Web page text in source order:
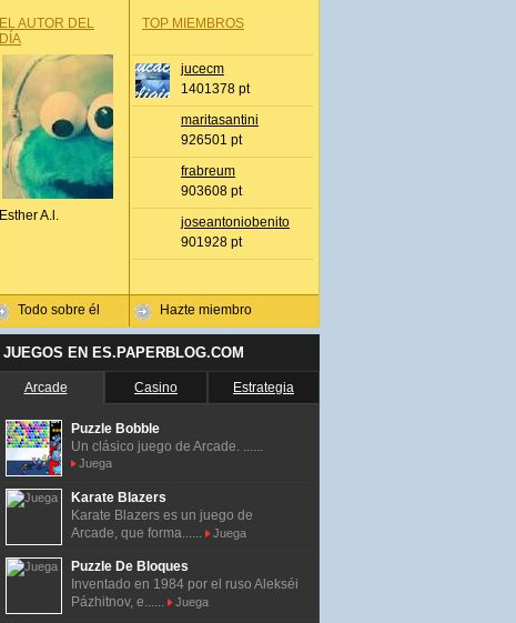
EL AUTOR DEL
DÍA
Esther A.l.
Todo sobre él
TOP MIEMBROS
jucecm
1401378 pt
maritasantini
926501 pt
frabreum
903608 pt
joseantoniobenito
901928 pt
Hazte miembro
JUEGOS EN ES.PAPERBLOG.COM
Arcade Casino Estrategia
Puzzle Bobble
Un clásico juego de Arcade. ......
Juega
Karate Blazers
Karate Blazers es un juego de
Arcade, que forma......
Juega
Puzzle De Bloques
Inventado en 1984 por el ruso Alekséi
Pázhitnov, e......
Juega